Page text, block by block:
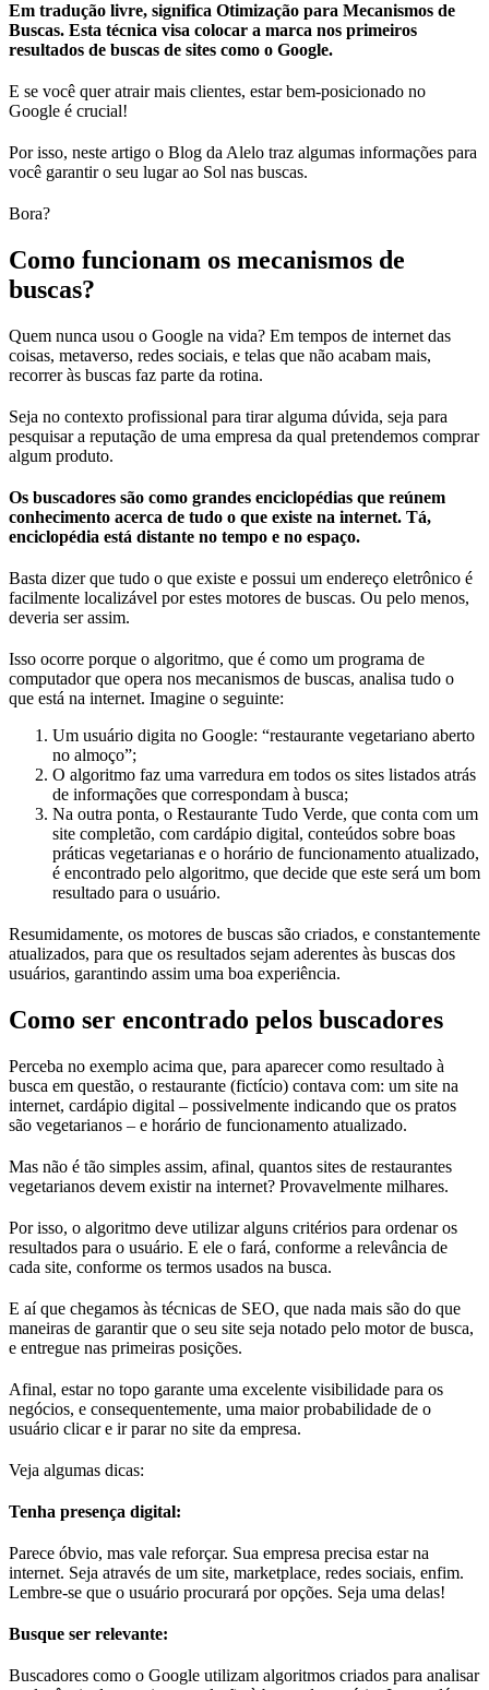
Em tradução livre, significa Otimização para Mecanismos de
Buscas. Esta técnica visa colocar a marca nos primeiros
resultados de buscas de sites como o Google.
E se você quer atrair mais clientes, estar bem-posicionado no
Google é crucial!
Por isso, neste artigo o Blog da Alelo traz algumas informações para
você garantir o seu lugar ao Sol nas buscas.
Bora?
Como funcionam os mecanismos de
buscas?
Quem nunca usou o Google na vida? Em tempos de internet das
coisas, metaverso, redes sociais, e telas que não acabam mais,
recorrer às buscas faz parte da rotina.
Seja no contexto profissional para tirar alguma dúvida, seja para
pesquisar a reputação de uma empresa da qual pretendemos comprar
algum produto.
Os buscadores são como grandes enciclopédias que reúnem
conhecimento acerca de tudo o que existe na internet. Tá,
enciclopédia está distante no tempo e no espaço.
Basta dizer que tudo o que existe e possui um endereço eletrônico é
facilmente localizável por estes motores de buscas. Ou pelo menos,
deveria ser assim.
Isso ocorre porque o algoritmo, que é como um programa de
computador que opera nos mecanismos de buscas, analisa tudo o
que está na internet. Imagine o seguinte:
Um usuário digita no Google: “restaurante vegetariano aberto
no almoço”;
O algoritmo faz uma varredura em todos os sites listados atrás
de informações que correspondam à busca;
Na outra ponta, o Restaurante Tudo Verde, que conta com um
site completão, com cardápio digital, conteúdos sobre boas
práticas vegetarianas e o horário de funcionamento atualizado,
é encontrado pelo algoritmo, que decide que este será um bom
resultado para o usuário.
Resumidamente, os motores de buscas são criados, e constantemente
atualizados, para que os resultados sejam aderentes às buscas dos
usuários, garantindo assim uma boa experiência.
Como ser encontrado pelos buscadores
Perceba no exemplo acima que, para aparecer como resultado à
busca em questão, o restaurante (fictício) contava com: um site na
internet, cardápio digital – possivelmente indicando que os pratos
são vegetarianos – e horário de funcionamento atualizado.
Mas não é tão simples assim, afinal, quantos sites de restaurantes
vegetarianos devem existir na internet? Provavelmente milhares.
Por isso, o algoritmo deve utilizar alguns critérios para ordenar os
resultados para o usuário. E ele o fará, conforme a relevância de
cada site, conforme os termos usados na busca.
E aí que chegamos às técnicas de SEO, que nada mais são do que
maneiras de garantir que o seu site seja notado pelo motor de busca,
e entregue nas primeiras posições.
Afinal, estar no topo garante uma excelente visibilidade para os
negócios, e consequentemente, uma maior probabilidade de o
usuário clicar e ir parar no site da empresa.
Veja algumas dicas:
Tenha presença digital:
Parece óbvio, mas vale reforçar. Sua empresa precisa estar na
internet. Seja através de um site, marketplace, redes sociais, enfim.
Lembre-se que o usuário procurará por opções. Seja uma delas!
Busque ser relevante:
Buscadores como o Google utilizam algoritmos criados para analisar